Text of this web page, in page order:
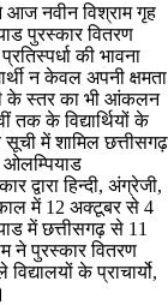
आज नवीन विश्राम गृह
पुरस्कार वितरण
की भावना
न केवल अपनी क्षमता
के स्तर का भी आंकलन
तक के विद्यार्थियों के
सूची में शामिल छत्तीसगढ़
ओलम्पियाड
द्वारा हिन्दी, अंग्रेजी,
में 12 अक्टूबर से 4
में छत्तीसगढ़ से 11
ने पुरस्कार वितरण
के प्राचार्यो,